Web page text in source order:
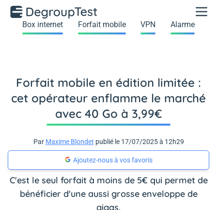
Box internet Forfait mobile VPN Alarme
Forfait mobile en édition limitée :
cet opérateur enflamme le marché
avec 40 Go à 3,99€
Par Maxime Blondet publié le 17/07/2025 à 12h29
Ajoutez-nous à vos favoris
C'est le seul forfait à moins de 5€ qui permet de
bénéficier d'une aussi grosse enveloppe de
gigas.